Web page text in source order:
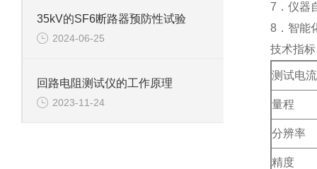
35kV的SF6断路器预防性试验
2024-06-25
回路电阻测试仪的工作原理
2023-11-24
7．仪器
8．智能
技术指
测试电流
量程
分辨率
精度